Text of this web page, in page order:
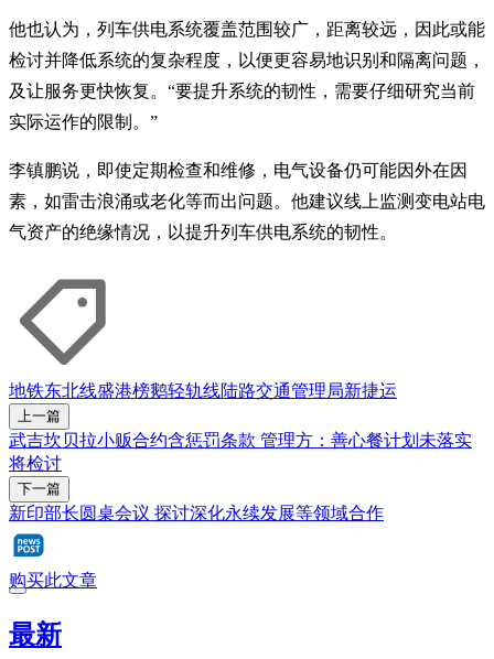
他也认为，列车供电系统覆盖范围较广，距离较远，因此或能
检讨并降低系统的复杂程度，以便更容易地识别和隔离问题，
及让服务更快恢复。“要提升系统的韧性，需要仔细研究当前
实际运作的限制。”
李镇鹏说，即使定期检查和维修，电气设备仍可能因外在因
素，如雷击浪涌或老化等而出问题。他建议线上监测变电站电
气资产的绝缘情况，以提升列车供电系统的韧性。
地铁东北线盛港榜鹅轻轨线陆路交通管理局新捷运
上一篇
武吉坎贝拉小贩合约含惩罚条款 管理方：善心餐计划未落实
将检讨
下一篇
新印部长圆桌会议 探讨深化永续发展等领域合作
购买此文章
最新